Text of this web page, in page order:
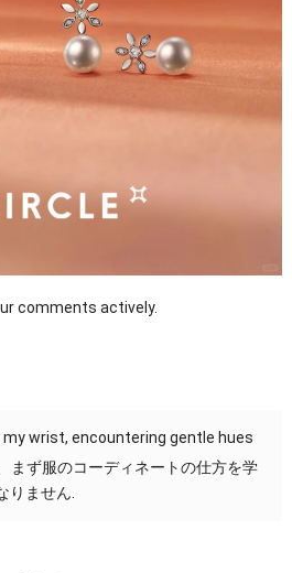
comments actively.
my wrist, encountering gentle hues
まず服のコーディネートの仕方を学
りません.